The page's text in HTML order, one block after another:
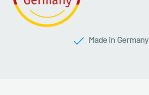
Made in Germany